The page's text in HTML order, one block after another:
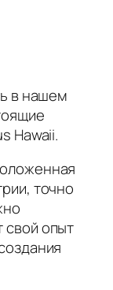
в нашем
Hawaii.
точно
опыт